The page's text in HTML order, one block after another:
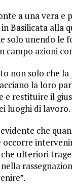
a una vera e
Basilicata alla
solo unendo le
campo azioni
non solo che la
la loro
e restituire il
luoghi di lavoro.
che
occorre
ulteriori